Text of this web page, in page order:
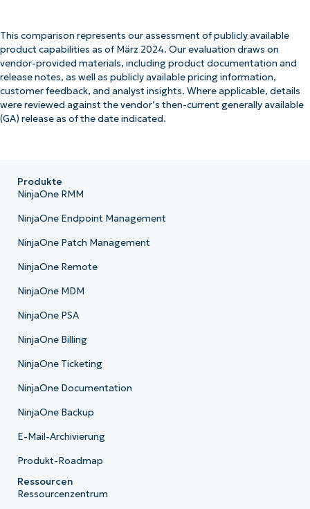
This comparison represents our assessment of publicly available
product capabilities as of März 2024. Our evaluation draws on
vendor-provided materials, including product documentation and
release notes, as well as publicly available pricing information,
customer feedback, and analyst insights. Where applicable, details
were reviewed against the vendor’s then-current generally available
(GA) release as of the date indicated.
Produkte
NinjaOne RMM
NinjaOne Endpoint Management
NinjaOne Patch Management
NinjaOne Remote
NinjaOne MDM
NinjaOne PSA
NinjaOne Billing
NinjaOne Ticketing
NinjaOne Documentation
NinjaOne Backup
E-Mail-Archivierung
Produkt-Roadmap
Ressourcen
Ressourcenzentrum